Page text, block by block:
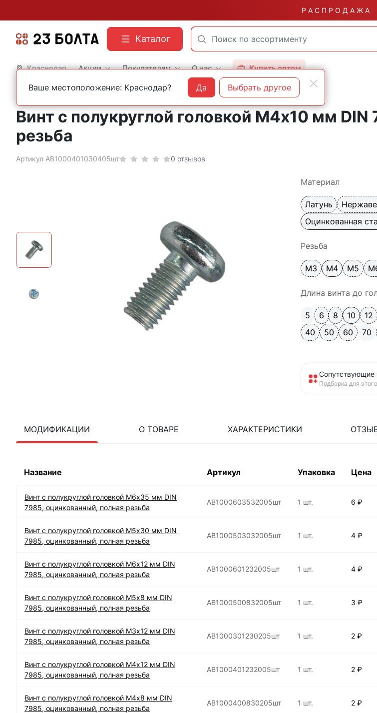
Р А С П Р О Д А Ж А
Каталог
Краснодар Акции Покупателям О нас Купить оптом
Главная Строительный крепеж Винты DIN 7985 c полукруглой головкой
Винт с полукруглой головкой М4х10 мм
резьба
Артикул АВ1000401030405шт 0 отзывов
Материал
Латунь
Оцинкованная
Резьба
М3 М4 М5
Длина винта до
5 6 8 10 12
40
50 60 70
Сопутствующие
Подборка для
МОДИФИКАЦИИ О ТОВАРЕ ХАРАКТЕРИСТИКИ
Название Артикул Упаковка Цена
Винт с полукруглой головкой М6х35 мм DIN
7985, оцинкованный, полная резьба
АВ1000603532005шт 1 шт. 6 ₽
Винт с полукруглой головкой М5х30 мм DIN
7985, оцинкованный, полная резьба
АВ1000503032005шт 1 шт. 4 ₽
Винт с полукруглой головкой М6х12 мм DIN
7985, оцинкованный, полная резьба
АВ1000601232005шт 1 шт. 4 ₽
Винт с полукруглой головкой М5х8 мм DIN
7985, оцинкованный, полная резьба
АВ1000500832005шт 1 шт. 3 ₽
Винт с полукруглой головкой М3х12 мм DIN
7985, оцинкованный, полная резьба
АВ1000301230205шт 1 шт. 2 ₽
Винт с полукруглой головкой М4х12 мм DIN
7985, оцинкованный, полная резьба
АВ1000401232005шт 1 шт. 2 ₽
Винт с полукруглой головкой М4х8 мм DIN
7985, оцинкованный, полная резьба
АВ1000400830205шт 1 шт. 2 ₽
Ваше местоположение: Краснодар? Да Выбрать другое